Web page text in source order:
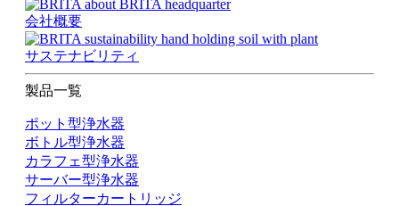
会社概要
サステナビリティ
製品一覧
ポット型浄水器
ボトル型浄水器
カラフェ型浄水器
サーバー型浄水器
フィルターカートリッジ